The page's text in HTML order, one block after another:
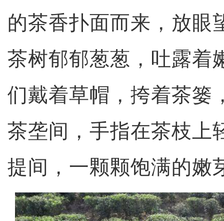
的茶香扑面而来，放眼
茶树郁郁葱葱，吐露着
们戴着草帽，挎着茶篓
茶垄间，手指在茶枝上
提间，一颗颗饱满的嫩